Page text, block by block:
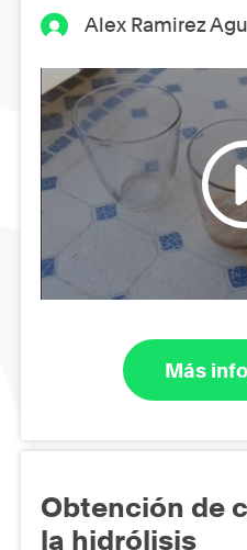
Alex Ramirez
Más
Obtención de
la hidrólisis